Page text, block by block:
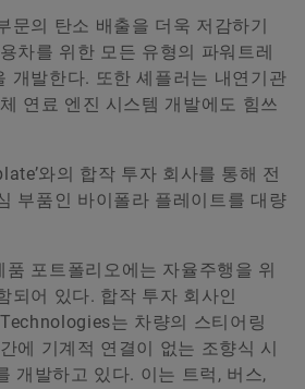
문의 탄소 배출을 더욱 저감하기
차를 위한 모든 유형의 파워트레
개발한다. 또한 셰플러는 내연기관
연료 엔진 시스템 개발에도 힘쓰
와의 합작 투자 회사를 통해 전
부품인 바이폴라 플레이트를 대량
포트폴리오에는 자율주행을 위
되어 있다. 합작 투자 회사인
는 차량의 스티어링
에 기계적 연결이 없는 조향식 시
개발하고 있다. 이는 트럭, 버스,